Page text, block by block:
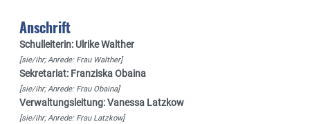
Anschrift
Schulleiterin: Ulrike Walther
[sie/ihr; Anrede: Frau Walther]
Sekretariat: Franziska Obaina
[sie/ihr; Anrede: Frau Obaina]
Verwaltungsleitung: Vanessa Latzkow
[sie/ihr; Anrede: Frau Latzkow]